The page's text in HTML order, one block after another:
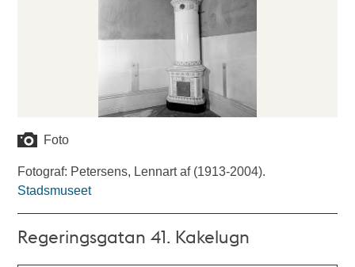
Foto
Fotograf: Petersens, Lennart af (1913-2004).
Stadsmuseet
Regeringsgatan 41. Kakelugn